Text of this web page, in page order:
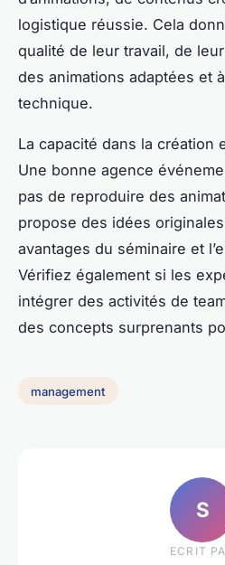
logistique réussie. Cela
qualité de leur travail, de
des animations adaptées et
technique.
La capacité dans la création
Une bonne agence
pas de reproduire des
propose des idées
avantages du séminaire et
Vérifiez également si les
intégrer des activités de
des concepts surprenants
management
S
ECRIT